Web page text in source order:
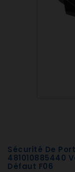
Sécurité De
481010885440
Défaut F06